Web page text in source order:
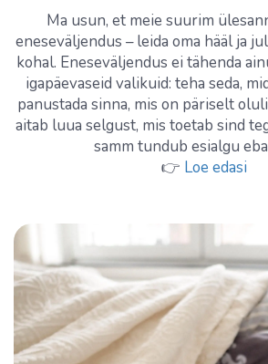
Ma usun, et meie suurim
eneseväljendus – leida oma hääl ja
kohal. Eneseväljendus ei tähenda
igapäevaseid valikuid: teha seda,
panustada sinna, mis on päriselt
aitab luua selgust, mis toetab sind
samm tundub esialgu
👉 Loe edasi